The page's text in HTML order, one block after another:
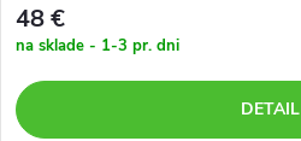
48 €
na sklade - 1-3 pr. dni
DETAIL